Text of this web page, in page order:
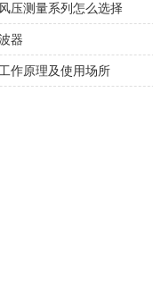
压测量系列怎么选择
器
作原理及使用场所